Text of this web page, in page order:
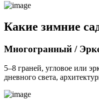
Какие зимние
Многогранный /
5–8 граней, угловое или
дневного света,